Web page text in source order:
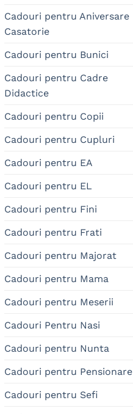
Cadouri pentru Aniversare
Casatorie
Cadouri pentru Bunici
Cadouri pentru Cadre
Didactice
Cadouri pentru Copii
Cadouri pentru Cupluri
Cadouri pentru EA
Cadouri pentru EL
Cadouri pentru Fini
Cadouri pentru Frati
Cadouri pentru Majorat
Cadouri pentru Mama
Cadouri pentru Meserii
Cadouri Pentru Nasi
Cadouri pentru Nunta
Cadouri pentru Pensionare
Cadouri pentru Sefi